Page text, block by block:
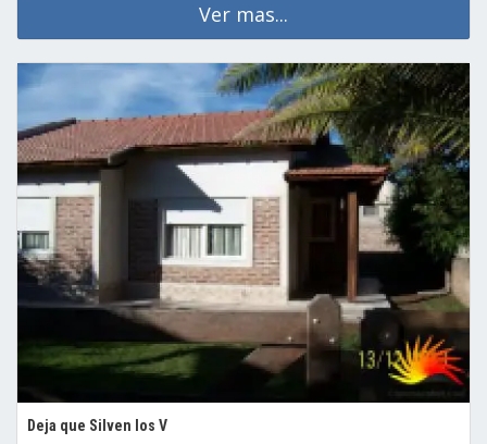
Ver mas...
Deja que Silven los V